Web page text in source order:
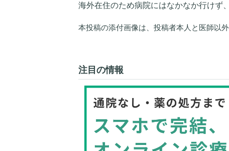
海外在住のため病院にはなかなか行けず
本投稿の添付画像は、投稿者本人と医師以
注目の情報